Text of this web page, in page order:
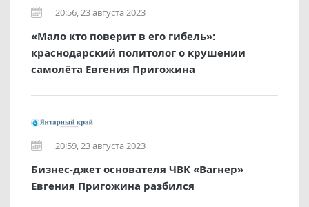
20:56, 23 августа 2023
«Мало кто поверит в его гибель»:
краснодарский политолог о крушении
самолёта Евгения Пригожина
20:59, 23 августа 2023
Бизнес-джет основателя ЧВК «Вагнер»
Евгения Пригожина разбился